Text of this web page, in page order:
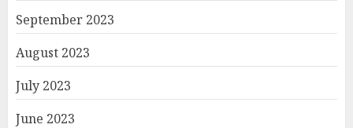
September 2023
August 2023
July 2023
June 2023